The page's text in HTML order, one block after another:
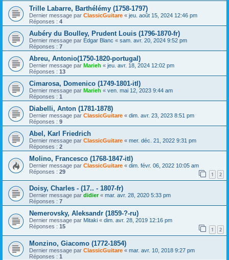
Trille Labarre, Barthélémy (1758-1797)
Dernier message par ClassicGuitare « jeu. août 15, 2024 12:46 pm
Réponses : 4
Aubéry du Boulley, Prudent Louis (1796-1870-fr)
Dernier message par Edgar Blanc « sam. avr. 20, 2024 9:52 pm
Réponses : 7
Abreu, Antonio(1750-1820-portugal)
Dernier message par Marieh « jeu. avr. 18, 2024 12:02 pm
Réponses : 13
Cimarosa, Domenico (1749-1801-itl)
Dernier message par Marieh « ven. mai 12, 2023 9:44 am
Réponses : 1
Diabelli, Anton (1781-1878)
Dernier message par ClassicGuitare « dim. avr. 23, 2023 8:51 pm
Réponses : 9
Abel, Karl Friedrich
Dernier message par ClassicGuitare « mer. déc. 21, 2022 9:31 pm
Réponses : 2
Molino, Francesco (1768-1847-itl)
Dernier message par ClassicGuitare « dim. févr. 06, 2022 10:05 am
Réponses : 29 1 2
Doisy, Charles - (17.. - 1807-fr)
Dernier message par didier« mar. avr. 28, 2020 5:33 pm
Réponses : 7
Nemerovsky, Aleksandr (1859-?-ru)
Dernier message par Mitaki « dim. avr. 28, 2019 12:16 pm
Réponses : 15 1 2
Monzino, Giacomo (1772-1854)
Dernier message par ClassicGuitare « mar. avr. 10, 2018 9:27 pm
Réponses : 1